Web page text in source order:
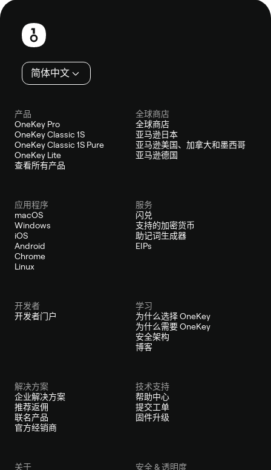
页
简体中文
产品
OneKey Pro
OneKey Classic 1S
OneKey Classic 1S Pure
OneKey Lite
查看所有产品
全球商店
全球商店
亚马逊日本
亚马逊美国、加拿大和墨西哥
亚马逊德国
应用程序
macOS
Windows
iOS
Android
Chrome
Linux
服务
闪兑
支持的加密货币
助记词生成器
EIPs
开发者
开发者门户
学习
为什么选择 OneKey
为什么需要 OneKey
安全架构
博客
解决方案
企业解决方案
推荐返佣
联名产品
官方经销商
技术支持
帮助中心
提交工单
固件升级
关于
安全 & 透明度